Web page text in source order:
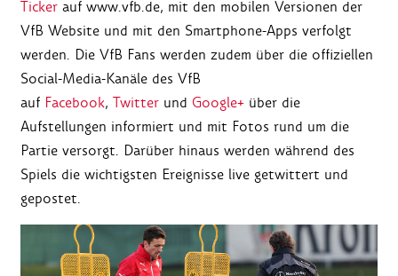
Ticker auf www.vfb.de, mit den mobilen Versionen der
VfB Website und mit den Smartphone-Apps verfolgt
werden. Die VfB Fans werden zudem über die offiziellen
Social-Media-Kanäle des VfB
auf Facebook, Twitter und Google+ über die
Aufstellungen informiert und mit Fotos rund um die
Partie versorgt. Darüber hinaus werden während des
Spiels die wichtigsten Ereignisse live getwittert und
gepostet.